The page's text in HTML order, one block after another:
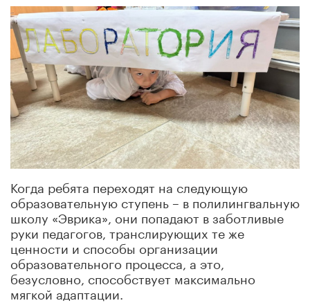
Когда ребята переходят на следующую
образовательную ступень – в полилингвальную
школу «Эврика», они попадают в заботливые
руки педагогов, транслирующих те же
ценности и способы организации
образовательного процесса, а это,
безусловно, способствует максимально
мягкой адаптации.